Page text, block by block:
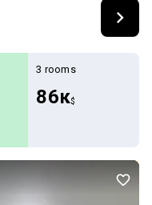
3 rooms
86к$